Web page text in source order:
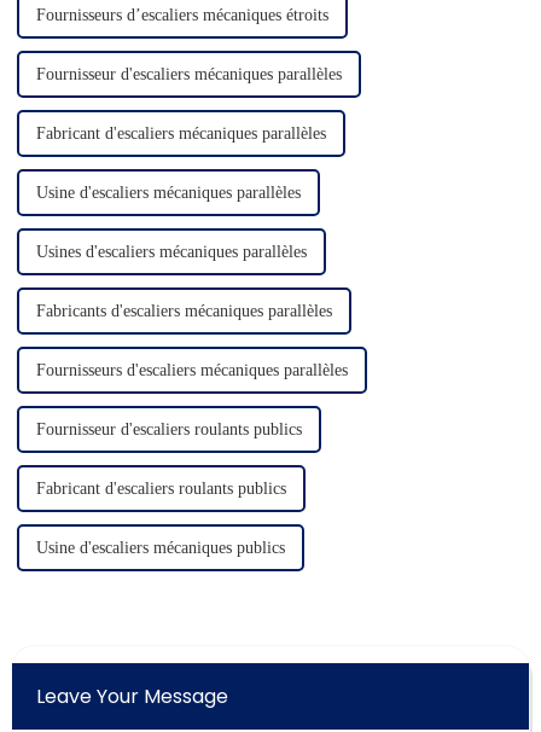
Fournisseurs d’escaliers mécaniques étroits
Fournisseur d'escaliers mécaniques parallèles
Fabricant d'escaliers mécaniques parallèles
Usine d'escaliers mécaniques parallèles
Usines d'escaliers mécaniques parallèles
Fabricants d'escaliers mécaniques parallèles
Fournisseurs d'escaliers mécaniques parallèles
Fournisseur d'escaliers roulants publics
Fabricant d'escaliers roulants publics
Usine d'escaliers mécaniques publics
Leave Your Message